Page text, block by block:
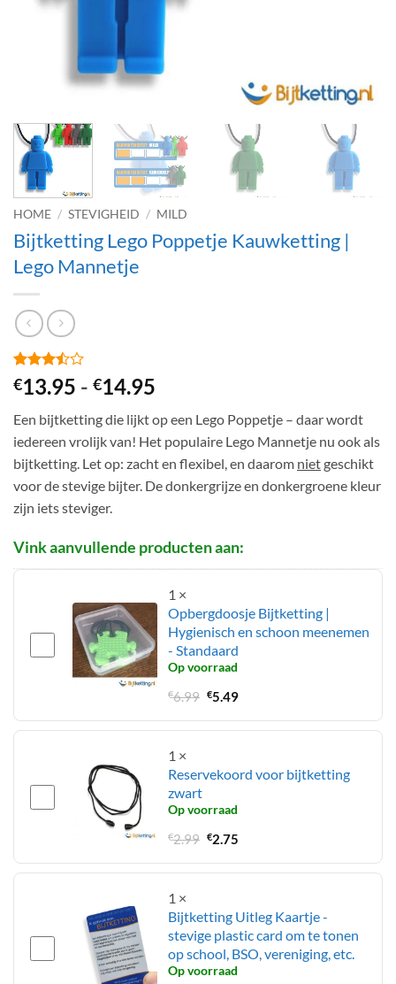
HOME / STEVIGHEID / MILD
Bijtketting Lego Poppetje Kauwketting |
Lego Mannetje
Gewaardeerd
3.43op
gebaseerd
op
14
klantbeoordelingen
€13.95 - €14.95
tot
€14.95
Een bijtketting die lijkt op een Lego Poppetje – daar wordt
iedereen vrolijk van! Het populaire Lego Mannetje nu ook als
bijtketting. Let op: zacht en flexibel, en daarom nietgeschikt
voor de stevige bijter. De donkergrijze en donkergroene kleur
zijn iets steviger.
1 ×
Opbergdoosje Bijtketting |
Hygienisch en schoon meenemen
- Standaard
Op voorraad
€6.99 Oorspronkelijke
was:
€5.49Huidige
is:
1 ×
Reservekoord voor bijtketting
zwart
Op voorraad
€2.99 Oorspronkelijke
was:
€2.75Huidige
is:
1 ×
Bijtketting Uitleg Kaartje -
stevige plastic card om te tonen
op school, BSO, vereniging, etc.
Op voorraad